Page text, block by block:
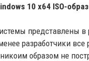
10 x64 ISO-
представлены в
разработчики
образом не